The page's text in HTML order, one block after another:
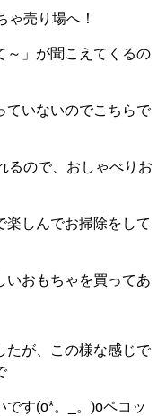
ゃ売り場へ！
～」が聞こえてくるの
ていないのでこちらで
るので、おしゃべりお
楽しんでお掃除をして
いおもちゃを買ってあ
たが、この様な感じで
です(o*。_。)oペコッ